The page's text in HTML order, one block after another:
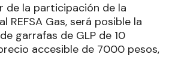
de la participación de la
REFSA Gas, será posible la
garrafas de GLP de 10
accesible de 7000 pesos,